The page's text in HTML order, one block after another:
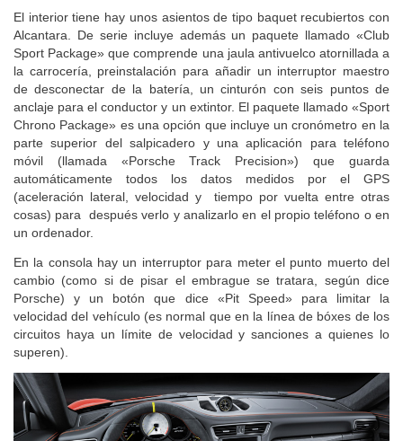
El interior tiene hay unos asientos de tipo baquet recubiertos con
Alcantara. De serie incluye además un paquete llamado «Club
Sport Package» que comprende una jaula antivuelco atornillada a
la carrocería, preinstalación para añadir un interruptor maestro
de desconectar de la batería, un cinturón con seis puntos de
anclaje para el conductor y un extintor. El paquete llamado «Sport
Chrono Package» es una opción que incluye un cronómetro en la
parte superior del salpicadero y una aplicación para teléfono
móvil (llamada «Porsche Track Precision») que guarda
automáticamente todos los datos medidos por el GPS
(aceleración lateral, velocidad y tiempo por vuelta entre otras
cosas) para después verlo y analizarlo en el propio teléfono o en
un ordenador.
En la consola hay un interruptor para meter el punto muerto del
cambio (como si de pisar el embrague se tratara, según dice
Porsche) y un botón que dice «Pit Speed» para limitar la
velocidad del vehículo (es normal que en la línea de bóxes de los
circuitos haya un límite de velocidad y sanciones a quienes lo
superen).